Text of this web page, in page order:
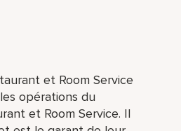
et Room Service
opérations du
et Room Service. Il